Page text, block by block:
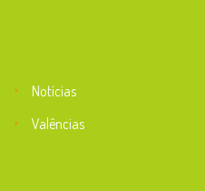
Notícias
Valências